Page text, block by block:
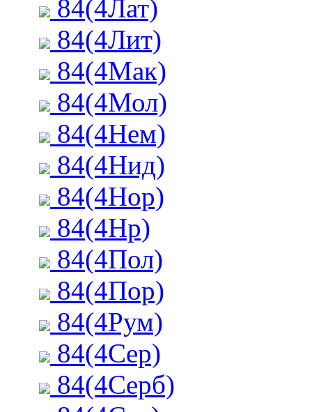
84(4Лат)
84(4Лит)
84(4Мак)
84(4Мол)
84(4Нем)
84(4Нид)
84(4Нор)
84(4Нр)
84(4Пол)
84(4Пор)
84(4Рум)
84(4Сер)
84(4Серб)